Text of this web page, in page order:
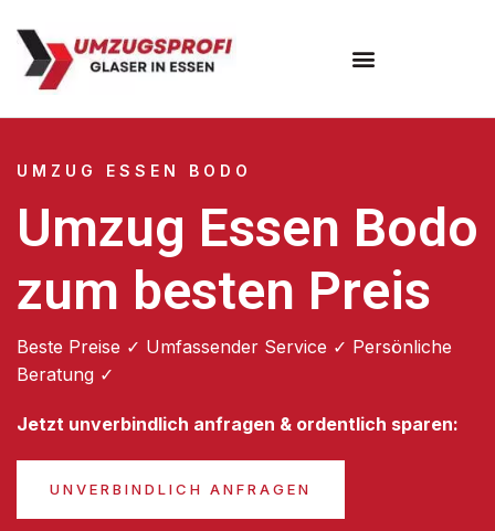
UMZUG ESSEN BODO
Umzug Essen Bodo
zum besten Preis
Beste Preise ✓ Umfassender Service ✓ Persönliche
Beratung ✓
Jetzt unverbindlich anfragen & ordentlich sparen:
UNVERBINDLICH ANFRAGEN